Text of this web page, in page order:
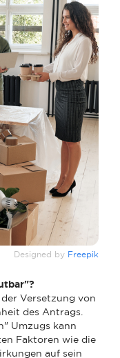
Designed by Freepik
Versetzung von
des Antrags.
Umzugs kann
Faktoren wie die
auf sein